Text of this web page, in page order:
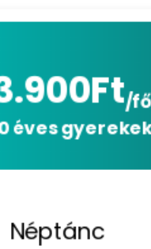
Ft/
éves
Néptánc